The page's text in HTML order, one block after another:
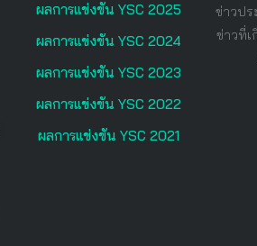
ผลการแข่งขัน YSC 2025
ผลการแข่งขัน YSC 2024
ผลการแข่งขัน YSC 2023
ผลการแข่งขัน YSC 2022
ผลการแข่งขัน YSC 2021
ข่าวปร
ข่าวที่เ